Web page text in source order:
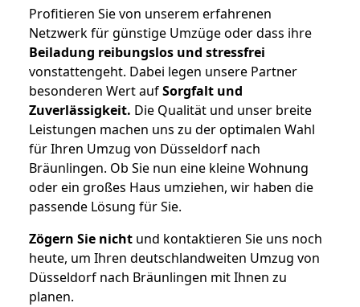
Profitieren Sie von unserem erfahrenen
Netzwerk für günstige Umzüge oder dass ihre
Beiladung reibungslos und stressfrei
vonstattengeht. Dabei legen unsere Partner
besonderen Wert aufSorgfalt und
Zuverlässigkeit. Die Qualität und unser breite
Leistungen machen uns zu der optimalen Wahl
für Ihren Umzug von Düsseldorf nach
Bräunlingen. Ob Sie nun eine kleine Wohnung
oder ein großes Haus umziehen, wir haben die
passende Lösung für Sie.
Zögern Sie nicht und kontaktieren Sie uns noch
heute, um Ihren deutschlandweiten Umzug von
Düsseldorf nach Bräunlingen mit Ihnen zu
planen.